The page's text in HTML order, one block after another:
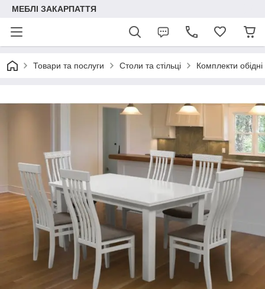
МЕБЛІ ЗАКАРПАТТЯ
Товари та послуги Столи та стільці Комплекти обідні